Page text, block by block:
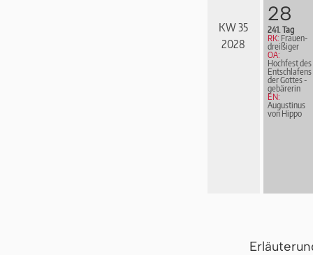
KW 35
2028
28
241. Tag
RK: Frau­en­
drei­ßi­ger
OA:
Hochfest des
Entschlafens
der Got­tes ­
ge­bä­re­rin
EN:
Augustinus
von Hippo